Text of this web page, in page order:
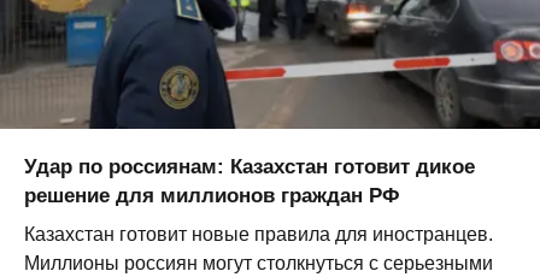
Удар по россиянам: Казахстан готовит дикое
решение для миллионов граждан РФ
Казахстан готовит новые правила для иностранцев.
Миллионы россиян могут столкнуться с серьезными